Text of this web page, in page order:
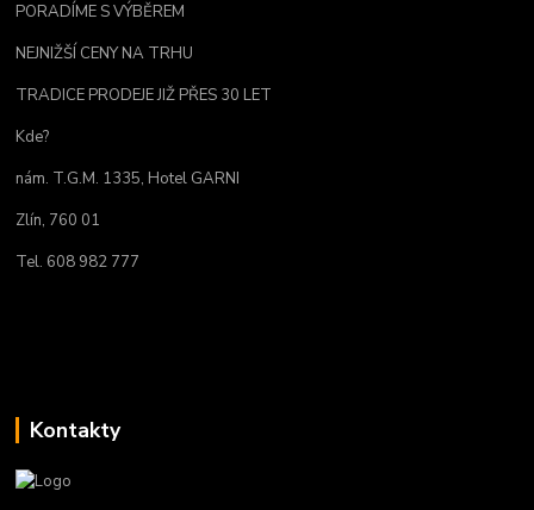
PORADÍME S VÝBĚREM
NEJNIŽŠÍ CENY NA TRHU
TRADICE PRODEJE JIŽ PŘES 30 LET
Kde?
nám. T.G.M. 1335, Hotel GARNI
Zlín, 760 01
Tel. 608 982 777
Kontakty